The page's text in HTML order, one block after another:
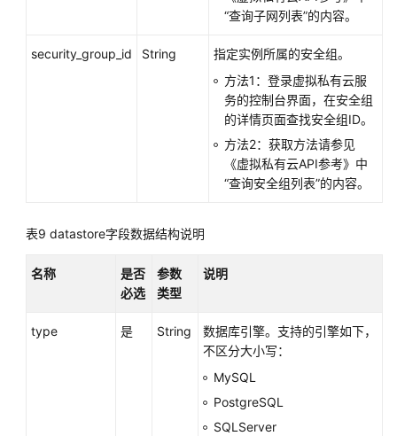
“查询子网列表”的内容。
security_group_id String
指定实例所属的安全组。
方法1：登录虚拟私有云服
务的控制台界面，在安全组
的详情页面查找安全组ID。
方法2：获取方法请参见
《虚拟私有云API参考》中
“查询安全组列表”的内容。
表9 datastore字段数据结构说明
名称
是否
必选
参数
类型
说明
type 是 String
数据库引擎。支持的引擎如下，
不区分大小写：
MySQL
PostgreSQL
SQLServer